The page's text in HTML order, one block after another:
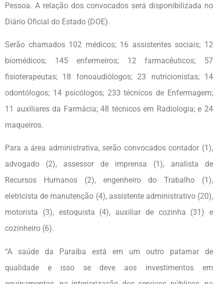
Pessoa. A relação dos convocados será disponibilizada no
Diário Oficial do Estado (DOE).
Serão chamados 102 médicos; 16 assistentes sociais; 12
biomédicos; 145 enfermeiros; 12 farmacêuticos; 57
fisioterapeutas; 18 fonoaudiólogos; 23 nutricionistas; 14
odontólogos; 14 psicólogos; 233 técnicos de Enfermagem;
11 auxiliares da Farmácia; 48 técnicos em Radiologia; e 24
maqueiros.
Para a área administrativa, serão convocados contador (1),
advogado (2), assessor de imprensa (1), analista de
Recursos Humanos (2), engenheiro do Trabalho (1),
eletricista de manutenção (4), assistente administrativo (20),
motorista (3), estoquista (4), auxiliar de cozinha (31) e
cozinheiro (6).
“A saúde da Paraíba está em um outro patamar de
qualidade e isso se deve aos investimentos em